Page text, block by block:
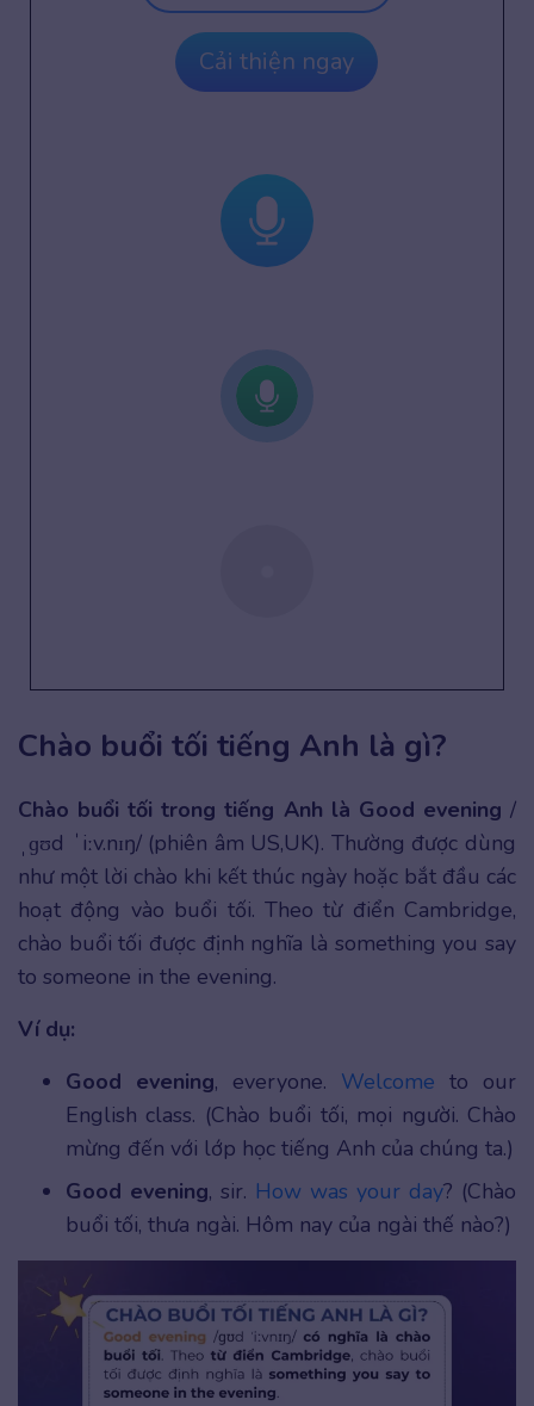
Cải thiện ngay
Chào buổi tối tiếng Anh là gì?
Chào buổi tối trong tiếng Anh là Good evening /
ˌɡʊd ˈiːv.nɪŋ/ (phiên âm US,UK). Thường được dùng
như một lời chào khi kết thúc ngày hoặc bắt đầu các
hoạt động vào buổi tối. Theo từ điển Cambridge,
chào buổi tối được định nghĩa là something you say
to someone in the evening.
Ví dụ:
Good evening, everyone. Welcome to our
English class. (Chào buổi tối, mọi người. Chào
mừng đến với lớp học tiếng Anh của chúng ta.)
Good evening, sir. How was your day? (Chào
buổi tối, thưa ngài. Hôm nay của ngài thế nào?)